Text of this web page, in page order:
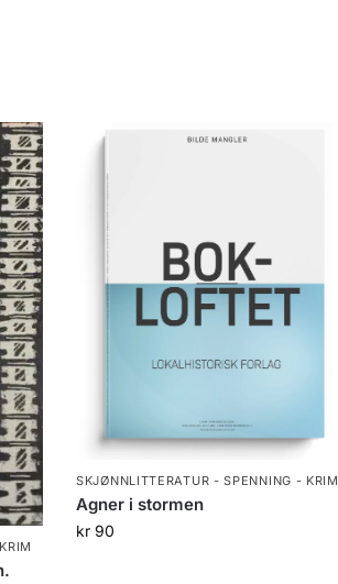
SKJØNNLITTERATUR - SPENNING - KRIM
Agner i stormen
kr 90